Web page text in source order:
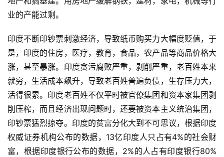
业的产能过剩。
印度不断印钞票刺激经济，导致纸币购买力大幅度贬值，于
是，印度的住房，医疗，教育，食品，农产品等商品价格大
涨，甚至暴涨。印度贪污腐败严重，剥削严重，老百姓本来
就穷，生活成本飙升，导致老百姓普遍负债，生存压力大，
活得很累。印度老百姓不仅平时被官僚集团和资本家集团剥
削压榨，而且经济出现问题时，还要被资本主义统治集团，
印钞票猛烈掠夺。印度的贫富分化大到不可思议，根据印度
权威证券机构公布的数据，13亿印度人只占有4%的社会财
富，根据印度银行公布的数据，2%的人占有印度银行80%